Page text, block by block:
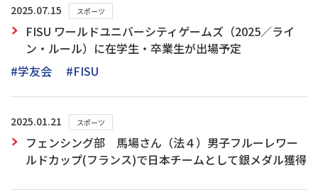
2025.07.15 スポーツ
FISU ワールドユニバーシティゲームズ（2025／ライ
ン・ルール）に在学生・卒業生が出場予定
#学友会
#FISU
2025.01.21 スポーツ
フェンシング部 馬場さん（法４）男子フルーレワー
ルドカップ(フランス)で日本チームとして銀メダル獲得